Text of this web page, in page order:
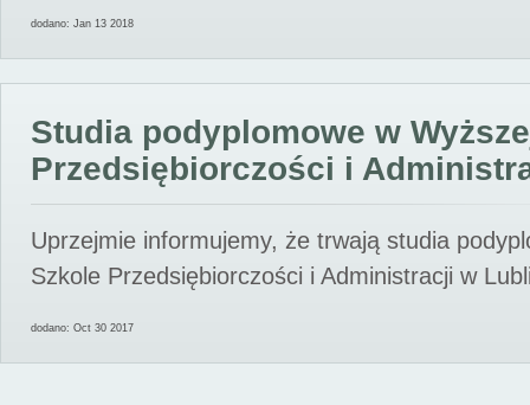
dodano: Jan 13 2018
Studia podyplomowe w
Przedsiębiorczości i
Uprzejmie informujemy, że trwają studia
Szkole Przedsiębiorczości i Administracji w
dodano: Oct 30 2017